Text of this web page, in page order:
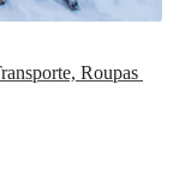
Roupas